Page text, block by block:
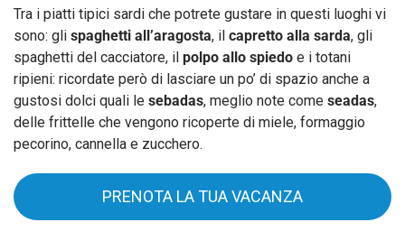
Tra i piatti tipici sardi che potrete gustare in questi luoghi vi
sono: gli spaghetti all’aragosta, il capretto alla sarda, gli
spaghetti del cacciatore, il polpo allo spiedo e i totani
ripieni: ricordate però di lasciare un po’ di spazio anche a
gustosi dolci quali le sebadas, meglio note come seadas,
delle frittelle che vengono ricoperte di miele, formaggio
pecorino, cannella e zucchero.
PRENOTA LA TUA VACANZA